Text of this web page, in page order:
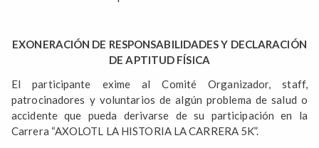
EXONERACIÓN DE RESPONSABILIDADES Y DECLARACIÓN
DE APTITUD FÍSICA
El participante exime al Comité Organizador, staff,
patrocinadores y voluntarios de algún problema de salud o
accidente que pueda derivarse de su participación en la
Carrera “AXOLOTL LA HISTORIA LA CARRERA 5K”.